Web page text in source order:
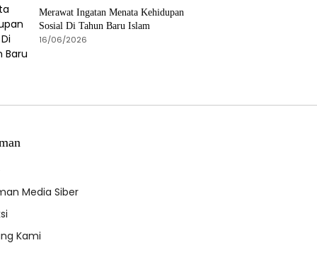
Merawat Ingatan Menata Kehidupan
Sosial Di Tahun Baru Islam
16/06/2026
Media Siber
Kami